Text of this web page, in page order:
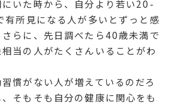
にいた時から、自分より若い20-
有所見になる人が多いとずっと感
さらに、先日調べたら40歳未満で
当の人がたくさんいることがわ
慣がない人が増えているのだろ
そもそも自分の健康に関心をも